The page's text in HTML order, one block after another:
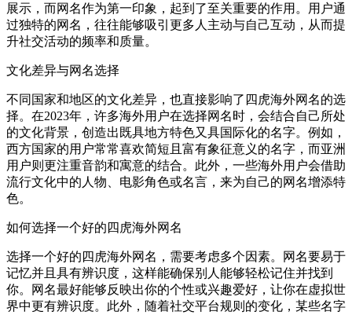
展示，而网名作为第一印象，起到了至关重要的作用。用户通
过独特的网名，往往能够吸引更多人主动与自己互动，从而提
升社交活动的频率和质量。
文化差异与网名选择
不同国家和地区的文化差异，也直接影响了四虎海外网名的选
择。在2023年，许多海外用户在选择网名时，会结合自己所处
的文化背景，创造出既具地方特色又具国际化的名字。例如，
西方国家的用户常常喜欢简短且富有象征意义的名字，而亚洲
用户则更注重音韵和寓意的结合。此外，一些海外用户会借助
流行文化中的人物、电影角色或名言，来为自己的网名增添特
色。
如何选择一个好的四虎海外网名
选择一个好的四虎海外网名，需要考虑多个因素。网名要易于
记忆并且具有辨识度，这样能确保别人能够轻松记住并找到
你。网名最好能够反映出你的个性或兴趣爱好，让你在虚拟世
界中更有辨识度。此外，随着社交平台规则的变化，某些名字